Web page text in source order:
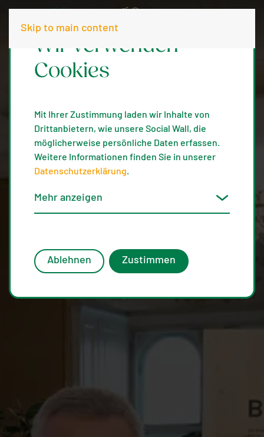
Skip to main content
Wir verwenden
Cookies
Mit Ihrer Zustimmung laden wir Inhalte von
Drittanbietern, wie unsere Social Wall, die
möglicherweise persönliche Daten erfassen.
Weitere Informationen finden Sie in unserer
Datenschutzerklärung.
Mehr anzeigen
Ablehnen Zustimmen